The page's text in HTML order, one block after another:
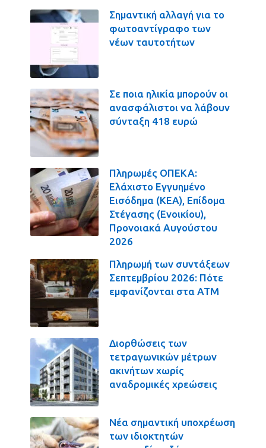
Σημαντική αλλαγή για το
φωτοαντίγραφο των
νέων ταυτοτήτων
Σε ποια ηλικία μπορούν οι
ανασφάλιστοι να λάβουν
σύνταξη 418 ευρώ
Πληρωμές ΟΠΕΚΑ:
Ελάχιστο Εγγυημένο
Εισόδημα (ΚΕΑ), Επίδομα
Στέγασης (Ενοικίου),
Προνοιακά Αυγούστου
2026
Πληρωμή των συντάξεων
Σεπτεμβρίου 2026: Πότε
εμφανίζονται στα ΑΤΜ
Διορθώσεις των
τετραγωνικών μέτρων
ακινήτων χωρίς
αναδρομικές χρεώσεις
Νέα σημαντική υποχρέωση
των ιδιοκτητών